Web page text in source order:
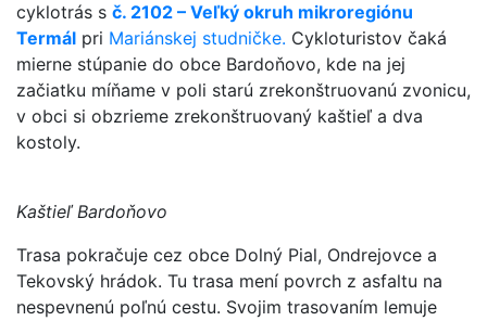
cyklotrás s č. 2102 – Veľký okruh mikroregiónu
Termál pri Mariánskej studničke. Cykloturistov čaká
mierne stúpanie do obce Bardoňovo, kde na jej
začiatku míňame v poli starú zrekonštruovanú zvonicu,
v obci si obzrieme zrekonštruovaný kaštieľ a dva
kostoly.
Kaštieľ Bardoňovo
Trasa pokračuje cez obce Dolný Pial, Ondrejovce a
Tekovský hrádok. Tu trasa mení povrch z asfaltu na
nespevnenú poľnú cestu. Svojim trasovaním lemuje